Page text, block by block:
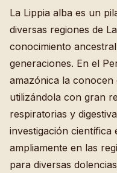
La Lippia alba es un
diversas regiones de
conocimiento
generaciones. En el
amazónica la
utilizándola con gran
respiratorias y
investigación científica
ampliamente en las
para diversas